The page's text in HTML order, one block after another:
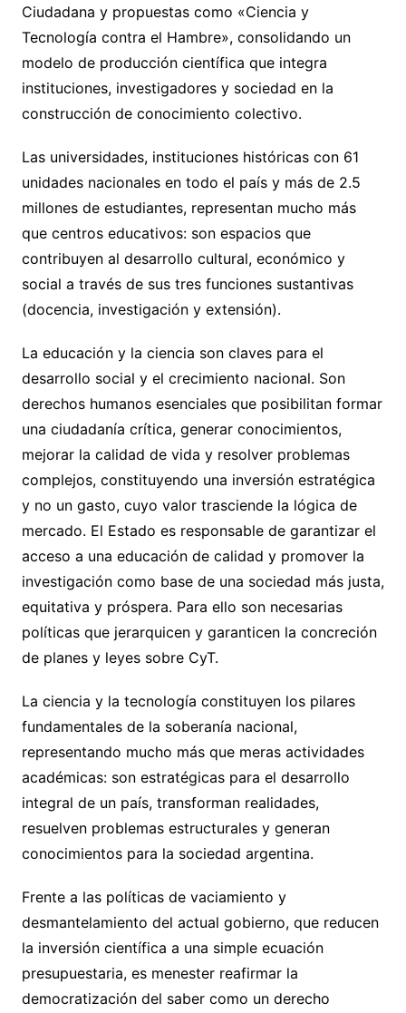
Ciudadana y propuestas como «Ciencia y
Tecnología contra el Hambre», consolidando un
modelo de producción científica que integra
instituciones, investigadores y sociedad en la
construcción de conocimiento colectivo.
Las universidades, instituciones históricas con 61
unidades nacionales en todo el país y más de 2.5
millones de estudiantes, representan mucho más
que centros educativos: son espacios que
contribuyen al desarrollo cultural, económico y
social a través de sus tres funciones sustantivas
(docencia, investigación y extensión).
La educación y la ciencia son claves para el
desarrollo social y el crecimiento nacional. Son
derechos humanos esenciales que posibilitan formar
una ciudadanía crítica, generar conocimientos,
mejorar la calidad de vida y resolver problemas
complejos, constituyendo una inversión estratégica
y no un gasto, cuyo valor trasciende la lógica de
mercado. El Estado es responsable de garantizar el
acceso a una educación de calidad y promover la
investigación como base de una sociedad más justa,
equitativa y próspera. Para ello son necesarias
políticas que jerarquicen y garanticen la concreción
de planes y leyes sobre CyT.
La ciencia y la tecnología constituyen los pilares
fundamentales de la soberanía nacional,
representando mucho más que meras actividades
académicas: son estratégicas para el desarrollo
integral de un país, transforman realidades,
resuelven problemas estructurales y generan
conocimientos para la sociedad argentina.
Frente a las políticas de vaciamiento y
desmantelamiento del actual gobierno, que reducen
la inversión científica a una simple ecuación
presupuestaria, es menester reafirmar la
democratización del saber como un derecho